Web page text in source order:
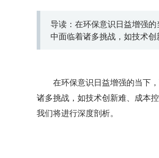
导读：在环保意识日益增强
中面临着诸多挑战，如技术
在环保意识日益增强的当下
诸多挑战，如技术创新难、成本
我们将进行深度剖析。